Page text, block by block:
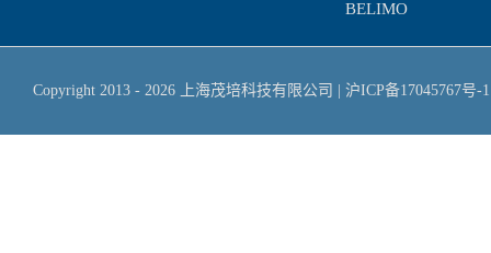
BELIMO
Copyright 2013 - 2026 上海茂培科技有限公司 沪ICP备17045767号-1